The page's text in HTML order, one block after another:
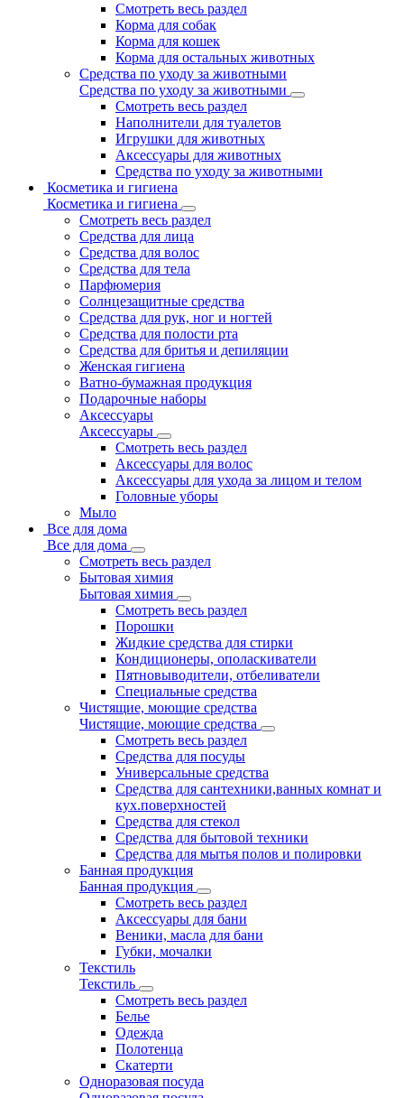
Смотреть весь раздел
Корма для собак
Корма для кошек
Корма для остальных животных
Средства по уходу за животными
Средства по уходу за животными
Смотреть весь раздел
Наполнители для туалетов
Игрушки для животных
Аксессуары для животных
Средства по уходу за животными
Косметика и гигиена
Косметика и гигиена
Смотреть весь раздел
Средства для лица
Средства для волос
Средства для тела
Парфюмерия
Солнцезащитные средства
Средства для рук, ног и ногтей
Средства для полости рта
Средства для бритья и депиляции
Женская гигиена
Ватно-бумажная продукция
Подарочные наборы
Аксессуары
Аксессуары
Смотреть весь раздел
Аксессуары для волос
Аксессуары для ухода за лицом и телом
Головные уборы
Мыло
Все для дома
Все для дома
Смотреть весь раздел
Бытовая химия
Бытовая химия
Смотреть весь раздел
Порошки
Жидкие средства для стирки
Кондиционеры, ополаскиватели
Пятновыводители, отбеливатели
Специальные средства
Чистящие, моющие средства
Чистящие, моющие средства
Смотреть весь раздел
Средства для посуды
Универсальные средства
Средства для сантехники,ванных комнат и
кух.поверхностей
Средства для стекол
Средства для бытовой техники
Средства для мытья полов и полировки
Банная продукция
Банная продукция
Смотреть весь раздел
Аксессуары для бани
Веники, масла для бани
Губки, мочалки
Текстиль
Текстиль
Смотреть весь раздел
Белье
Одежда
Полотенца
Скатерти
Одноразовая посуда